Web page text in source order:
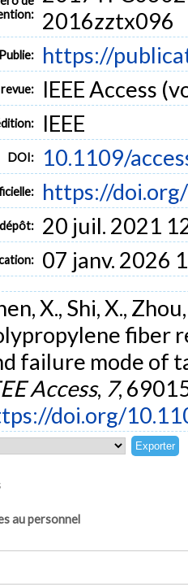
2016zztx096
https://
IEEE Access
IEEE
DOI: 10.1109/
https://
20 juil. 2021
07 janv. 2026
X., Shi, X.,
fiber
failure mode of
Access, 7,
doi.org/
au personnel